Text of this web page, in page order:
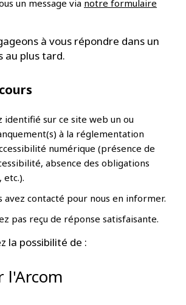
un message via notre formulaire
à vous répondre dans un
au plus tard.
identifié sur ce site web un ou
à la réglementation
numérique (présence de
absence des obligations
etc.).
avez contacté pour nous en informer.
pas reçu de réponse satisfaisante.
la possibilité de :
l'Arcom